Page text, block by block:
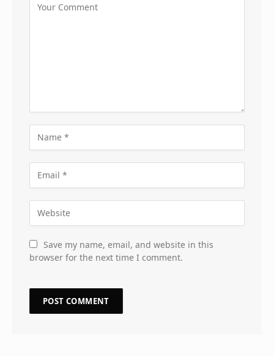
Save my name, email, and website in this
browser for the next time I comment.